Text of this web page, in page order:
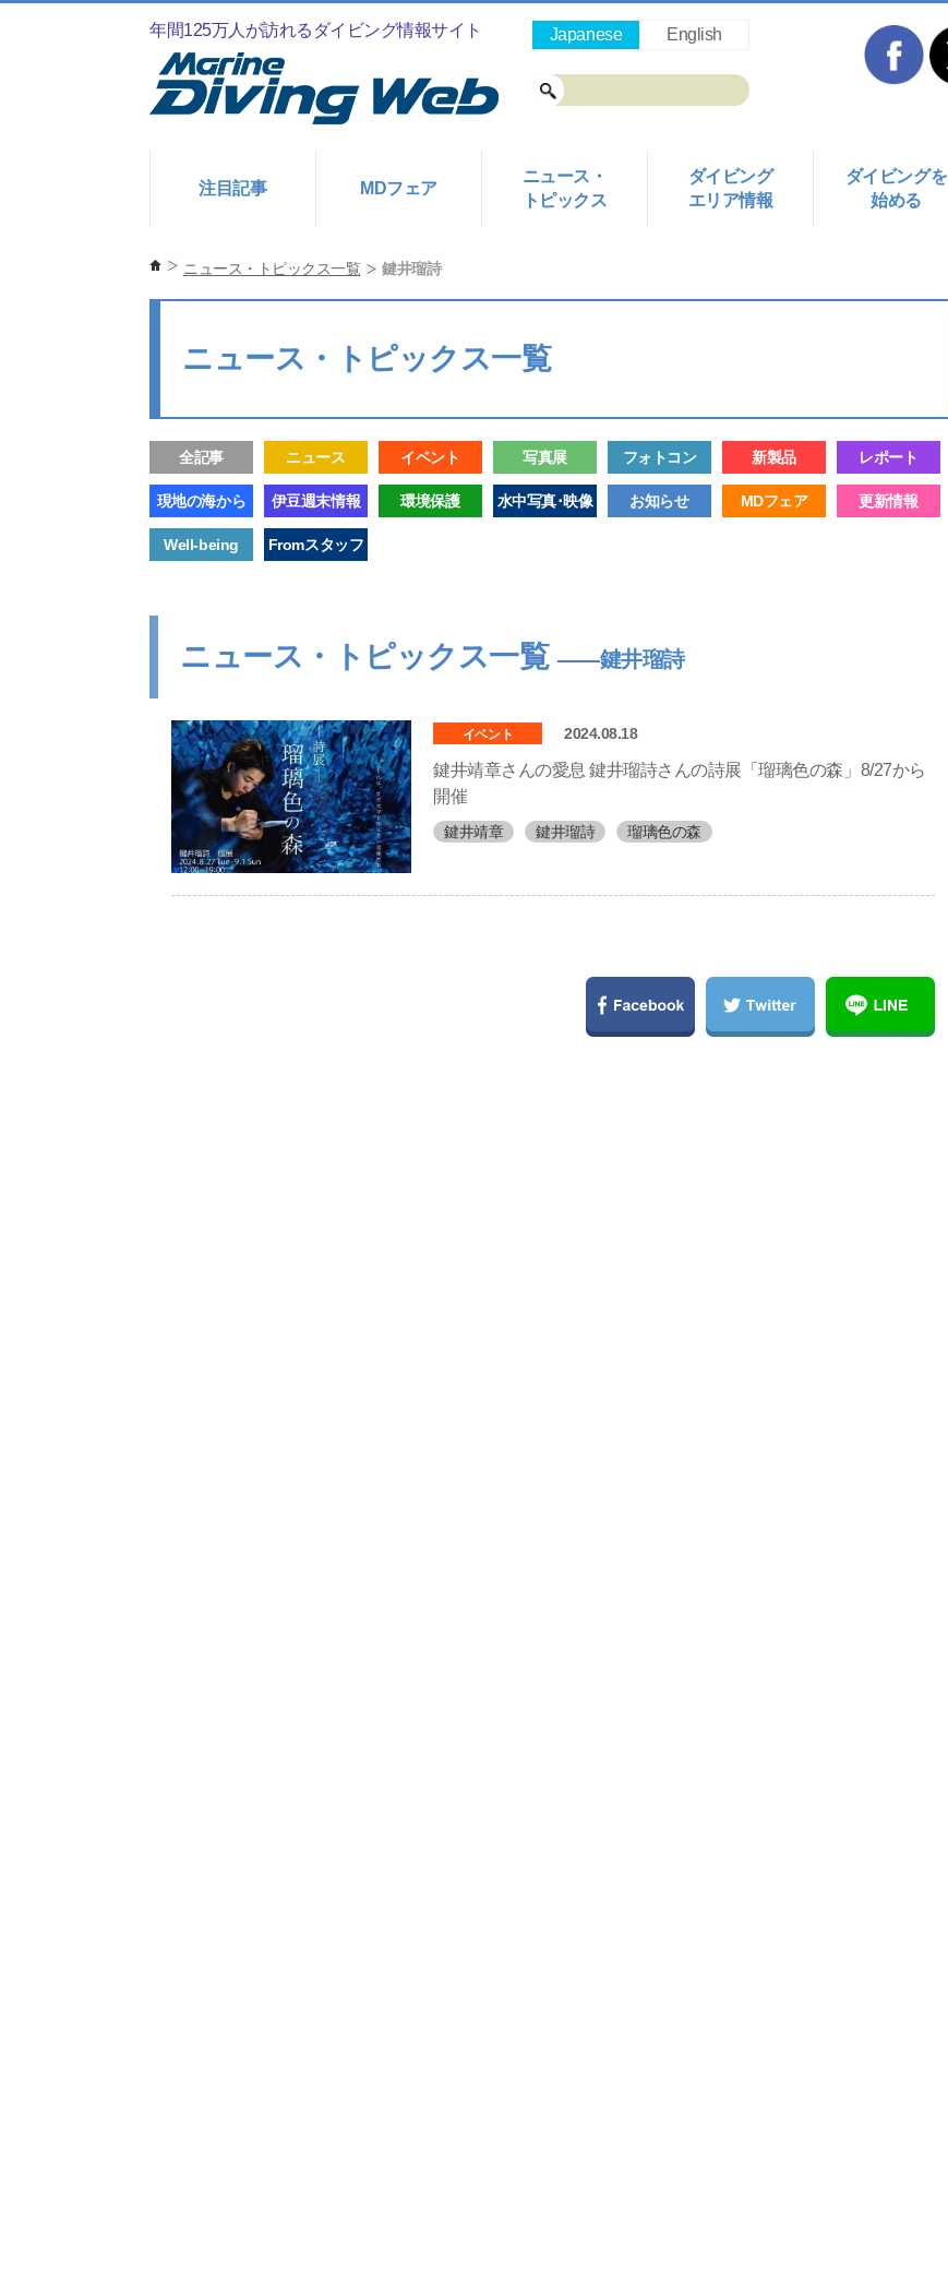
年間125万人が訪れるダイビング情報サイト
注目記事 MDフェア
ニュース・
トピックス
ダイビング
エリア情報
ダイビングを
始める
Japanese English
ニュース・トピックス一覧 鍵井瑠詩
ニュース・トピックス一覧
全記事 ニュース イベント 写真展 フォトコン 新製品 レポート
現地の海から 伊豆週末情報 環境保護 水中写真･映像 お知らせ MDフェア 更新情報
Well-being Fromスタッフ
ニュース・トピックス一覧 ――鍵井瑠詩
イベント 2024.08.18
鍵井靖章さんの愛息 鍵井瑠詩さんの詩展「瑠璃色の森」8/27から
開催
鍵井靖章 鍵井瑠詩 瑠璃色の森